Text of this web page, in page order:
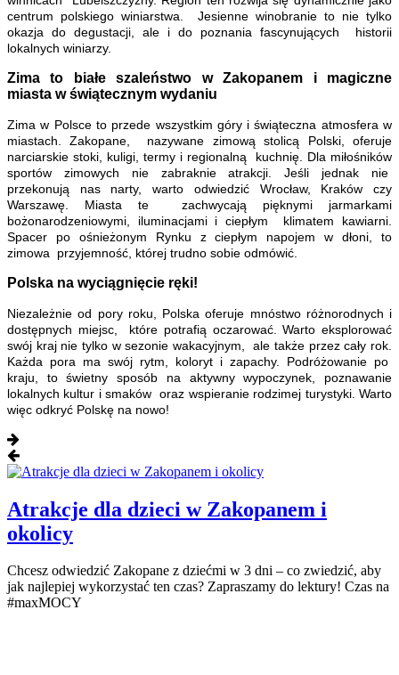
centrum polskiego winiarstwa. Jesienne winobranie to nie tylko
okazja do degustacji, ale i do poznania fascynujących historii
lokalnych winiarzy.
Zima to białe szaleństwo w Zakopanem i magiczne
miasta w świątecznym wydaniu
Zima w Polsce to przede wszystkim góry i świąteczna atmosfera w
miastach. Zakopane, nazywane zimową stolicą Polski, oferuje
narciarskie stoki, kuligi, termy i regionalną kuchnię. Dla miłośników
sportów zimowych nie zabraknie atrakcji. Jeśli jednak nie
przekonują nas narty, warto odwiedzić Wrocław, Kraków czy
Warszawę. Miasta te zachwycają pięknymi jarmarkami
bożonarodzeniowymi, iluminacjami i ciepłym klimatem kawiarni.
Spacer po ośnieżonym Rynku z ciepłym napojem w dłoni, to
zimowa przyjemność, której trudno sobie odmówić.
Polska na wyciągnięcie ręki!
Niezależnie od pory roku, Polska oferuje mnóstwo różnorodnych i
dostępnych miejsc, które potrafią oczarować. Warto eksplorować
swój kraj nie tylko w sezonie wakacyjnym, ale także przez cały rok.
Każda pora ma swój rytm, koloryt i zapachy. Podróżowanie po
kraju, to świetny sposób na aktywny wypoczynek, poznawanie
lokalnych kultur i smaków oraz wspieranie rodzimej turystyki. Warto
więc odkryć Polskę na nowo!
Atrakcje dla dzieci w Zakopanem i
okolicy
Chcesz odwiedzić Zakopane z dziećmi w 3 dni – co zwiedzić, aby
jak najlepiej wykorzystać ten czas? Zapraszamy do lektury! Czas na
#maxMOCY